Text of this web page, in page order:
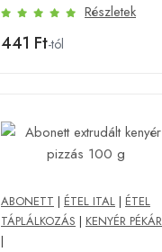
Részletek
441 Ft-tól
ABONETT | ÉTEL ITAL | ÉTEL
TÁPLÁLKOZÁS | KENYÉR
|